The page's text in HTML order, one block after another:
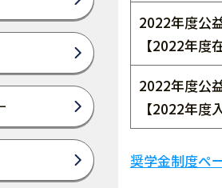
2022年度公
【2022年度
2022年度公
【2022年度
奨学金制度ペ